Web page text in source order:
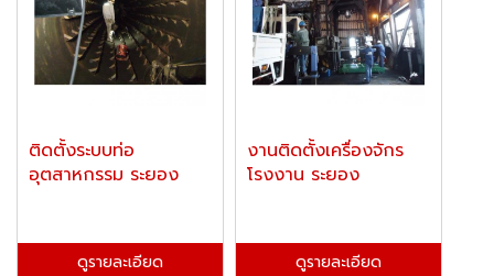
ติดตั้งระบบท่อ
อุตสาหกรรม ระยอง
ดูรายละเอียด
งานติดตั้งเครื่องจักร
โรงงาน ระยอง
ดูรายละเอียด